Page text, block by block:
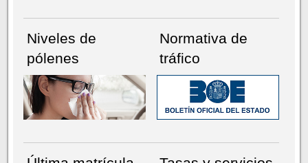
Niveles de
pólenes
Normativa de
tráfico